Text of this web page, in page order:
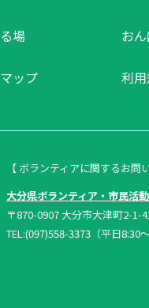
場 お
ップ 利
【 ボランティアに関するお問
大分県ボランティア・市民活動
〒870-0907 大分市大津町2-1-
TEL:(097)558-3373（平日8:30